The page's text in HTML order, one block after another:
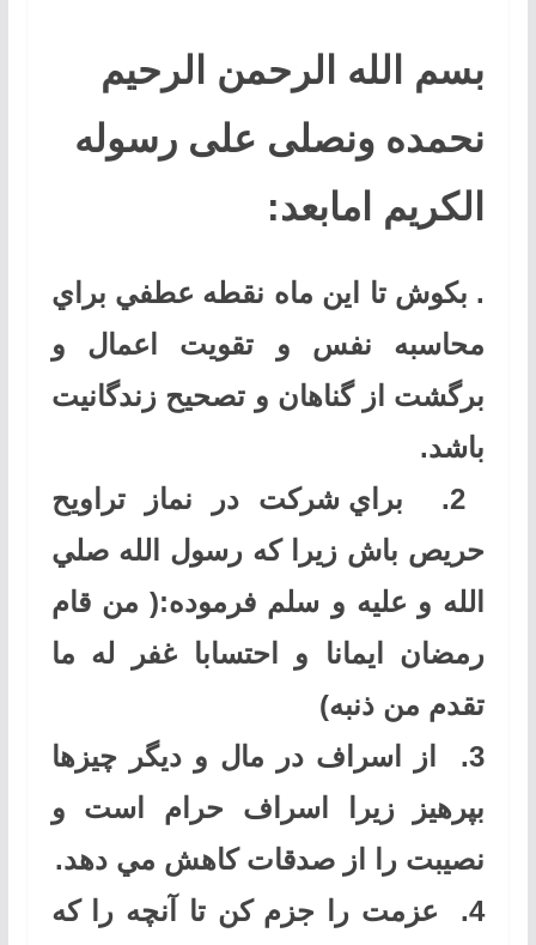
بسم الله الرحمن الرحیم
نحمده ونصلی علی رسوله
الکریم امابعد:
. بكوش تا اين ماه نقطه عطفي براي
محاسبه نفس و تقويت اعمال و
برگشت از گناهان و تصحيح زندگانيت
باشد.
براي شركت در نماز تراويح
حريص باش زيرا كه رسول الله صلي
الله و عليه و سلم فرموده:( من قام
رمضان ايمانا و احتسابا غفر له ما
تقدم من ذنبه)
3.
از اسراف در مال و ديگر چيزها
بپرهيز زيرا اسراف حرام است و
نصيبت را از صدقات كاهش مي دهد.
4.
عزمت را جزم كن تا آنچه را كه